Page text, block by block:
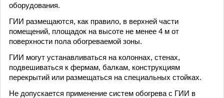
оборудования.
ГИИ размещаются, как правило, в верхней части
помещений, площадок на высоте не менее 4 м от
поверхности пола обогреваемой зоны.
ГИИ могут устанавливаться на колоннах, стенах,
подвешиваться к фермам, балкам, конструкциям
перекрытий или размещаться на специальных стойках.
Не допускается применение систем обогрева с ГИИ в